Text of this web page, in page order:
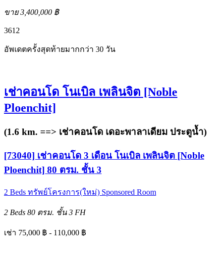
ขาย 3,400,000 ฿
3612
อัพเดตครั้งสุดท้ายมากกว่า 30 วัน
เช่าคอนโด โนเบิล เพลินจิต [Noble
Ploenchit]
(1.6 km. ==> เช่าคอนโด เดอะพาลาเดียม ประตูน้ำ)
[73040] เช่าคอนโด 3 เดือน โนเบิล เพลินจิต [Noble
Ploenchit] 80 ตรม. ชั้น 3
2 Beds ทรัพย์โครงการ(ใหม่) Sponsored Room
2 Beds 80 ตรม. ชั้น 3 FH
เช่า 75,000 ฿ - 110,000 ฿